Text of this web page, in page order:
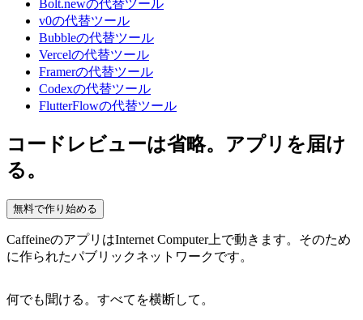
Bolt.newの代替ツール
v0の代替ツール
Bubbleの代替ツール
Vercelの代替ツール
Framerの代替ツール
Codexの代替ツール
FlutterFlowの代替ツール
コードレビューは省略。アプリを届け
る。
無料で作り始める
CaffeineのアプリはInternet Computer上で動きます。そのため
に作られたパブリックネットワークです。
何でも聞ける。すべてを横断して。